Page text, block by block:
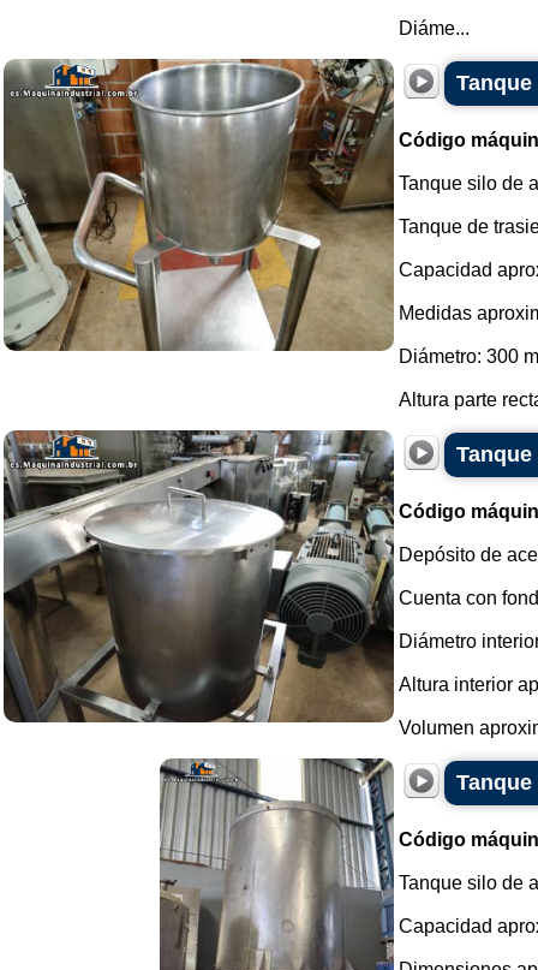
Diáme...
Código
Tanque silo de
Tanque de
Capacidad
Medidas
Diámetro: 300
Altura parte
Código
Depósito de
Cuenta con
Diámetro
Altura interior
Volumen
Código
Tanque silo de
Capacidad